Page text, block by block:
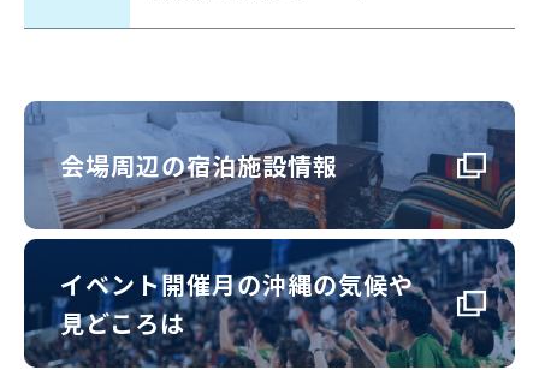
会場周辺の宿泊施設情報
イベント開催月の沖縄の気候や
見どころは